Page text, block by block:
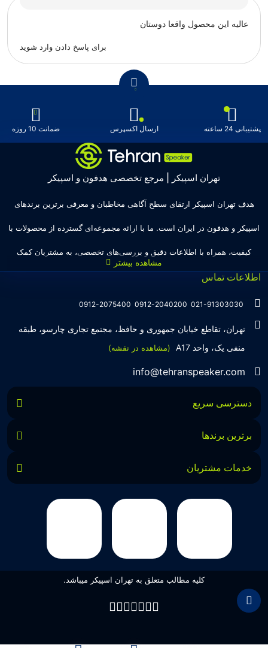
عالیه این محصول واقعا دوستان
برای پاسخ دادن وارد شوید
پشتیبانی 24 ساعته ارسال اکسپرس ضمانت 10 روزه
تهران اسپیکر | مرجع تخصصی هدفون و اسپیکر
هدف تهران اسپیکر ارتقای سطح آگاهی مخاطبان و معرفی برترین برندهای
اسپیکر و هدفون در ایران است. ما با ارائه مجموعه‌ای گسترده از محصولات با
کیفیت، همراه با اطلاعات دقیق و بررسی‌های تخصصی، به مشتریان کمک
می‌کنیم تا انتخاب‌های درست و هوشمندانه‌ای داشته باشند. تهران اسپیکر با
تجربه‌ای بیش از هفت سال در این زمینه، بر ایجاد تجربه خریدی آسان، سریع و
مطمئن تمرکز دارد تا مشتریان بتوانند با خیالی آسوده از انتخاب خود لذت
ببرند. ما به رضایت و اعتماد مشتریان اهمیت می‌دهیم و همواره در تلاشیم تا
بهترین‌ها را برای آن‌ها فراهم کنیم.
اطلاعات تماس
021-91303030
0912-2040200
0912-2075400
تهران، تقاطع خیابان جمهوری و حافظ، مجتمع تجاری چارسو، طبقه
منفی یک، واحد A17
(مشاهده در نقشه)
info@tehranspeaker.com
دسترسی سریع
برترین برندها
خدمات مشتریان
کلیه مطالب متعلق به تهران اسپیکر میباشد.